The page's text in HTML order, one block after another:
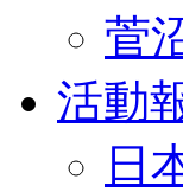
菅
活動
日